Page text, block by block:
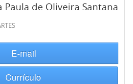
Paula de Oliveira Santana
E-mail
Currículo